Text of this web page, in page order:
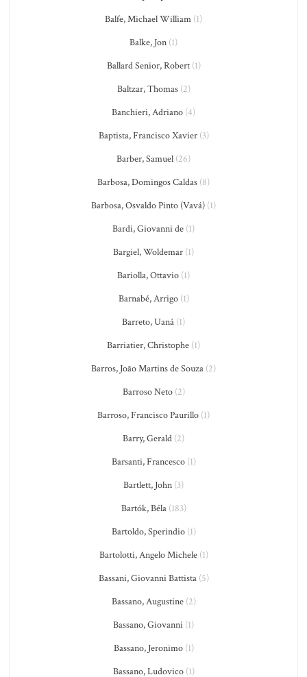
Balfe, Michael William (1)
Balke, Jon (1)
Ballard Senior, Robert(1)
Baltzar, Thomas(2)
Banchieri, Adriano (4)
Baptista, Francisco Xavier(3)
Barber, Samuel (26)
Barbosa, Domingos Caldas (8)
Barbosa, Osvaldo Pinto (Vavá) (1)
Bardi, Giovanni de (1)
Bargiel, Woldemar (1)
Bariolla, Ottavio (1)
Barnabé, Arrigo(1)
Barreto, Uaná (1)
Barriatier, Christophe (1)
Barros, João Martins de Souza (2)
Barroso Neto(2)
Barroso, Francisco Paurillo (1)
Barry, Gerald (2)
Barsanti, Francesco(1)
Bartlett, John (3)
Bartók, Béla(183)
Bartoldo, Sperindio(1)
Bartolotti, Angelo Michele(1)
Bassani, Giovanni Battista(5)
Bassano, Augustine(2)
Bassano, Giovanni (1)
Bassano, Jeronimo(1)
Bassano, Ludovico(1)